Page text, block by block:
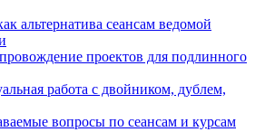
альтернатива сеансам ведомой
проектов для подлинного
работа с двойником, дублем,
вопросы по сеансам и курсам